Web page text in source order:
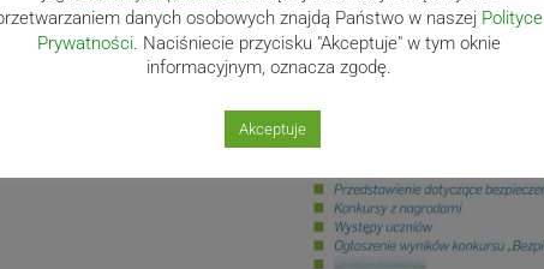
uroczystym otwarciu
Potem będą
ogłoszenie wyników
przez
się o 14.00.
danych osobowych znajdą Państwo w naszej Polityce
Prywatności . Naciśniecie przycisku "Akceptuje" w tym oknie
informacyjnym, oznacza zgodę.
Akceptuje